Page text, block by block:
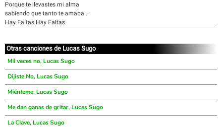
Porque te llevastes mi alma
sabiendo que tanto te amaba...
Hay Faltas Hay Faltas
Otras canciones de Lucas Sugo
Mil veces no, Lucas Sugo
Dijiste No, Lucas Sugo
Miénteme, Lucas Sugo
Me dan ganas de gritar, Lucas Sugo
La Clave, Lucas Sugo